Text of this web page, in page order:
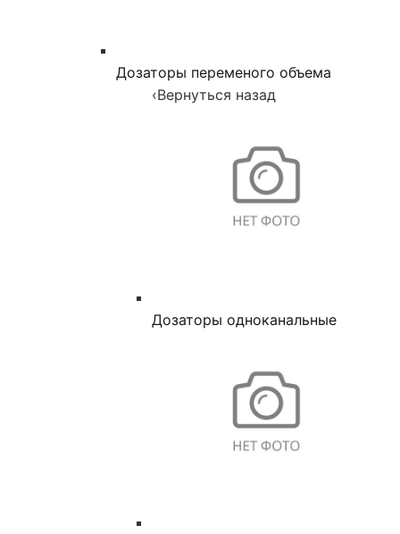
Дозаторы переменого объема
‹Вернуться назад
Дозаторы одноканальные